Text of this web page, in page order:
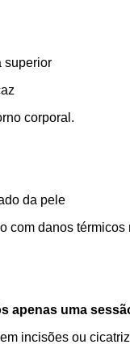
superior
corporal.
da pele
com danos térmicos
apenas uma
incisões ou